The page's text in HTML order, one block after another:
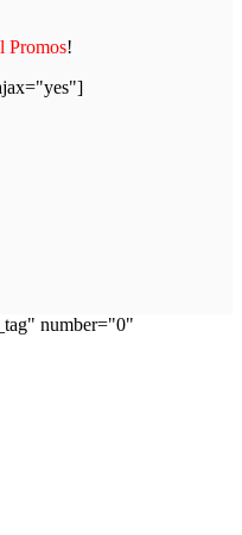
Promos!
number="0"